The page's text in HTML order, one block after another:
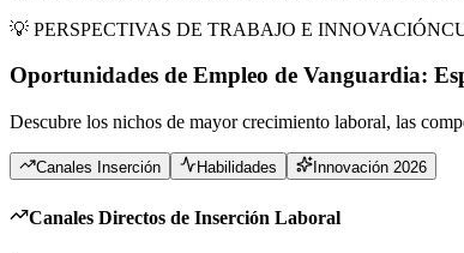
💡 PERSPECTIVAS DE TRABAJO E INNOVACIÓN
Oportunidades de Empleo de Vanguardia:
Descubre los nichos de mayor crecimiento laboral, las
Canales Inserción Habilidades Innovación 2026
Canales Directos de Inserción Laboral